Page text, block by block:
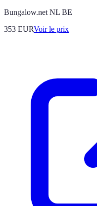
Bungalow.net NL BE
353 EURVoir le prix